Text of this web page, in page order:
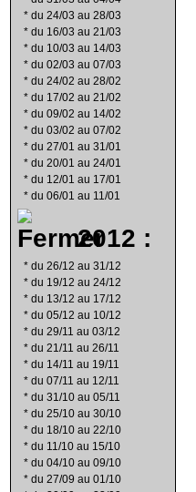
* du 24/03 au 28/03
* du 16/03 au 21/03
* du 10/03 au 14/03
* du 02/03 au 07/03
* du 24/02 au 28/02
* du 17/02 au 21/02
* du 09/02 au 14/02
* du 03/02 au 07/02
* du 27/01 au 31/01
* du 20/01 au 24/01
* du 12/01 au 17/01
* du 06/01 au 11/01
2012 :
* du 26/12 au 31/12
* du 19/12 au 24/12
* du 13/12 au 17/12
* du 05/12 au 10/12
* du 29/11 au 03/12
* du 21/11 au 26/11
* du 14/11 au 19/11
* du 07/11 au 12/11
* du 31/10 au 05/11
* du 25/10 au 30/10
* du 18/10 au 22/10
* du 11/10 au 15/10
* du 04/10 au 09/10
* du 27/09 au 01/10